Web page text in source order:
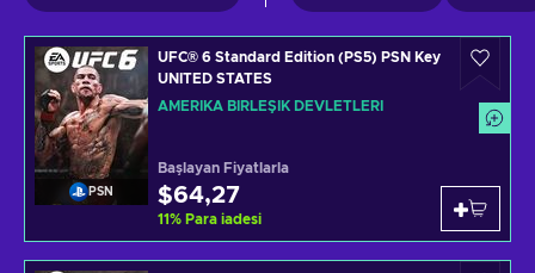
PSN
UFC® 6 Standard Edition (PS5) PSN Key
UNITED STATES
AMERIKA BIRLEŞIK DEVLETLERI
Başlayan Fiyatlarla
$64,27
11% Para iadesi